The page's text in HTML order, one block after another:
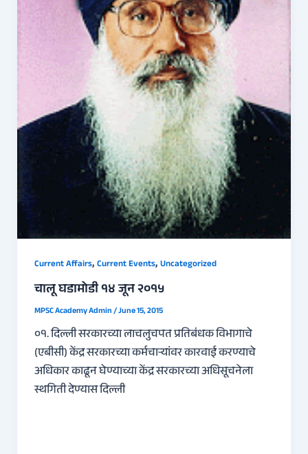
Current Affairs,Current Events,Uncategorized
चालू घडामोडी १४ जून २०१५
MPSC Academy Admin/June 15, 2015
०१. दिल्ली सरकारच्या लाचलुचपत प्रतिबंधक विभागाचे
(एबीसी) केंद्र सरकारच्या कर्मचाऱ्यांवर कारवाई करण्याचे
अधिकार काढून घेण्याच्या केंद्र सरकारच्या अधिसूचनेला
स्थगिती देण्यास दिल्ली